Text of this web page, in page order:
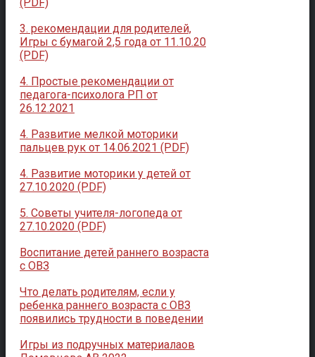
3. рекомендации для родителей,
Игры с бумагой 2,5 года от 11.10.20
(PDF)
4. Простые рекомендации от
педагога-психолога РП от
26.12.2021
4. Развитие мелкой моторики
пальцев рук от 14.06.2021 (PDF)
4. Развитие моторики у детей от
27.10.2020 (PDF)
5. Советы учителя-логопеда от
27.10.2020 (PDF)
Воспитание детей раннего возраста
с ОВЗ
Что делать родителям, если у
ребенка раннего возраста с ОВЗ
появились трудности в поведении
Игры из подручных материалаов